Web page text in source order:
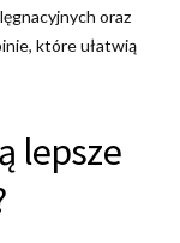
oraz
które ułatwią
lepsze